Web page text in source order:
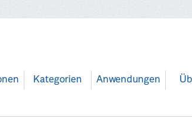
Kategorien Anwendungen